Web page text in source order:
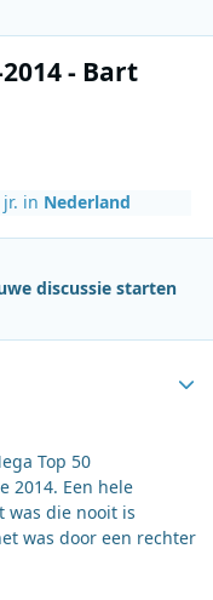
- Bart
in Nederland
discussie starten
Top 50
2014. Een hele
was die nooit is
was door een rechter